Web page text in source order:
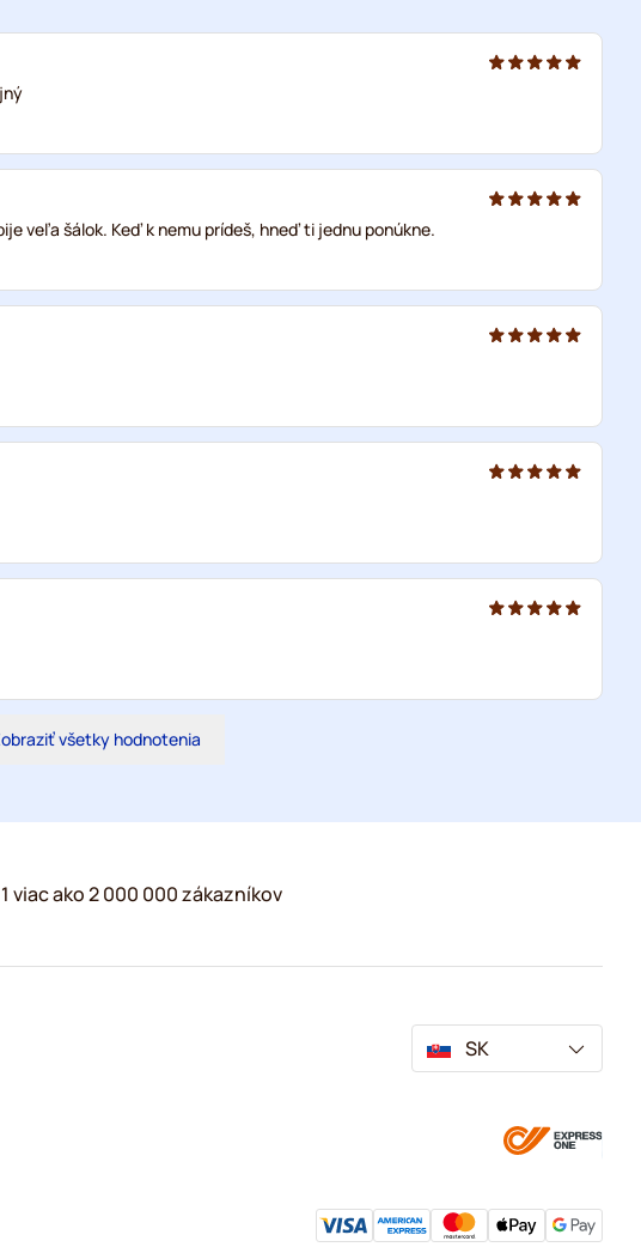
veľa šálok. Keď k nemu prídeš, hneď ti jednu ponúkne.
všetky hodnotenia
viac ako 2 000 000 zákazníkov
SK